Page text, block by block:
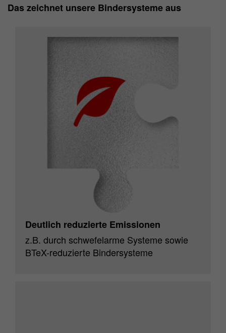
Das zeichnet unsere Bindersysteme aus
Deutlich reduzierte Emissionen
z.B. durch schwefelarme Systeme sowie
BTeX-reduzierte Bindersysteme
Matomo Server Hüttenes-Albertus
30 min